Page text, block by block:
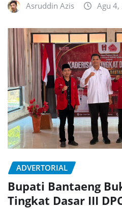
Asruddin Azis Agu 4,
ADVERTORIAL
Bupati Bantaeng
Tingkat Dasar III